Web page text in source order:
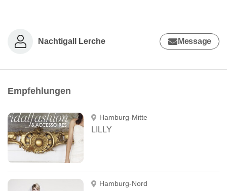
Nachtigall Lerche Message
Empfehlungen
Hamburg-Mitte
LILLY
Hamburg-Nord